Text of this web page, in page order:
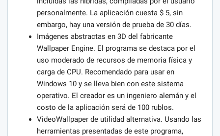
personalmente. La aplicación cuesta $ 5, sin
embargo, hay una versión de prueba de 30 días.
Imágenes abstractas en 3D del fabricante
Wallpaper Engine. El programa se destaca por el
uso moderado de recursos de memoria física y
carga de CPU. Recomendado para usar en
Windows 10 y se lleva bien con este sistema
operativo. El creador es un ingeniero alemán y el
costo de la aplicación será de 100 rublos.
VideoWallpaper de utilidad alternativa. Usando las
herramientas presentadas de este programa,